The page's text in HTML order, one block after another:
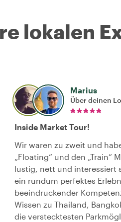
lokalen
Marius
Über deinen
Inside Market Tour!
Wir waren zu zweit und
„Floating“ und den
lustig, nett und interessiert
ein rundum perfektes
beeindruckender
Wissen zu Thailand,
die verstecktesten